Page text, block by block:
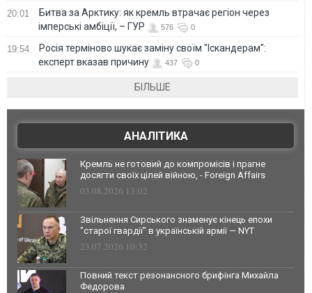
20:01
Битва за Арктику: як кремль втрачає регіон через
імперські амбіції, – ГУР
576 0
19:54
Росія терміново шукає заміну своїм "Іскандерам":
експерт вказав причину
437 0
БІЛЬШЕ
АНАЛІТИКА
Кремль не готовий до компромісів і прагне
досягти своїх цілей війною, - Foreign Affairs
03.08.2026 13:02
Звільнення Сирського знаменує кінець епохи
"старої гвардії" в українській армії — NYT
23.07.2026 10:32
Повний текст резонансного брифінга Михайла
Федорова